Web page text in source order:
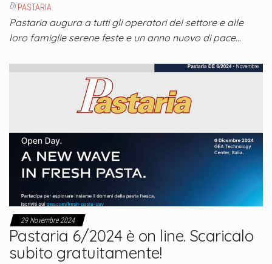
Di PASTARIA
Pastaria augura a tutti gli operatori del settore e alle
loro famiglie serene feste e un anno nuovo di pace…
29 Novembre 2024
Pastaria 6/2024 è on line. Scaricalo
subito gratuitamente!